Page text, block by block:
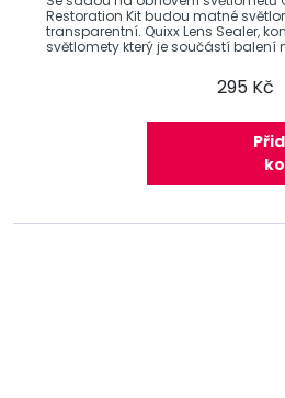
Restoration Kit budou matné
transparentní. Quixx Lens Sealer,
světlomety který je součástí balení
295 Kč